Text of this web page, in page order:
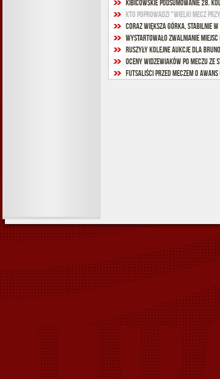
Kibicowskie podsumowanie 28.
Kto poprowadzi "Wielki Mecz
Coraz większa górka, stabilnie w
Wystartowało zwalnianie miejsc
Ruszyły kolejne aukcje dla
Oceny widzewiaków po meczu ze
Futsaliści przed meczem o